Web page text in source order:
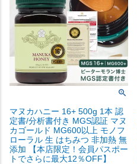
マヌカハニー 16+ 500g 1本 認
定書/分析書付き MGS認証 マヌ
カゴールド MG600以上 モノフ
ローラル 生 はちみつ 非加熱 無
添加 【本店限定！会員パスポー
トでさらに最大12％OFF】